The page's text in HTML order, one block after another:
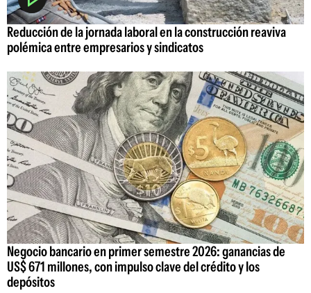
Reducción de la jornada laboral en la construcción reaviva
polémica entre empresarios y sindicatos
Negocio bancario en primer semestre 2026: ganancias de
US$ 671 millones, con impulso clave del crédito y los
depósitos